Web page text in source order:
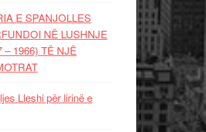
E SPANJOLLES
NË LUSHNJE
1966) TË NJË
Lleshi për lirinë e